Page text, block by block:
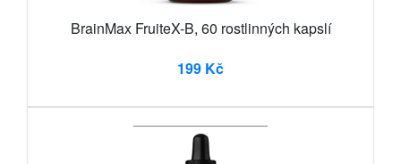
BrainMax FruiteX-B, 60 rostlinných kapslí
199 Kč